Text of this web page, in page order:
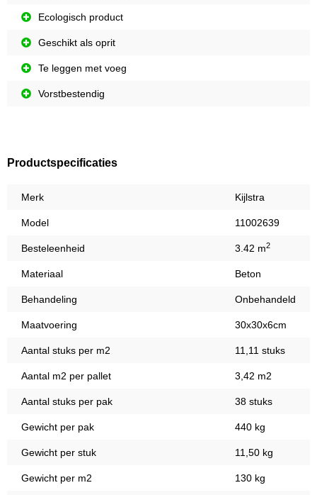
Ecologisch product
Geschikt als oprit
Te leggen met voeg
Vorstbestendig
Productspecificaties
Merk Kijlstra
Model 11002639
Besteleenheid 3.42 m2
Materiaal Beton
Behandeling Onbehandeld
Maatvoering 30x30x6cm
Aantal stuks per m2 11,11 stuks
Aantal m2 per pallet 3,42 m2
Aantal stuks per pak 38 stuks
Gewicht per pak 440 kg
Gewicht per stuk 11,50 kg
Gewicht per m2 130 kg